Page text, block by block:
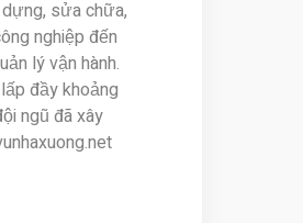
sửa chữa,
nghiệp đến
lý vận hành.
đầy khoảng
ngũ đã xây